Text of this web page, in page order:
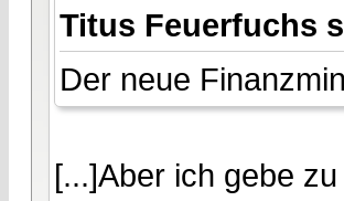
Titus Feuerfuchs
Der neue
[...]Aber ich gebe